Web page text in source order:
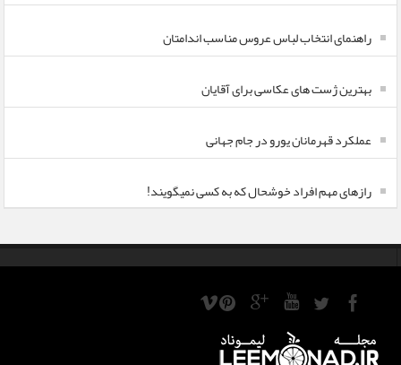
راهنمای انتخاب لباس عروس مناسب اندامتان
بهترین ژست های عکاسی برای آقایان
عملکرد قهرمانان یورو در جام جهانی
رازهای مهم افراد خوشحال که به کسی نمیگویند!